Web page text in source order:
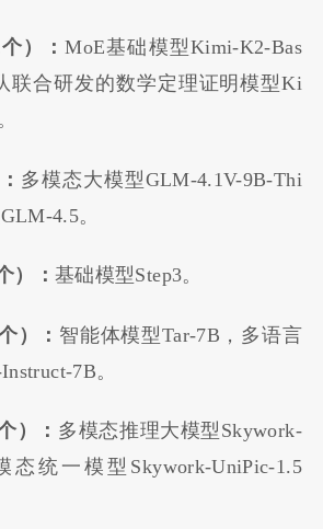
）：MoE基础模型Kimi-K2-Bas
联合研发的数学定理证明模型Ki
多模态大模型GLM-4.1V-9B-Thi
4.5。
）：基础模型Step3。
）： 智能体模型Tar-7B，多语言
7B。
）： 多模态推理大模型Skywork-
态统一模型Skywork-UniPic-1.5